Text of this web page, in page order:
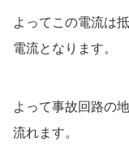
よってこの電流は
電流となります。
よって事故回路の
流れます。